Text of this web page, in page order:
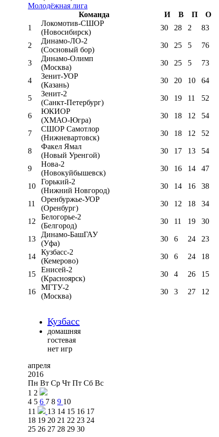
Молодёжная лига
Команда
И В П
О
1
Локомотив-CШОР
(Новосибирск)
30 28 2 83
2
Динамо-ЛО-2
(Сосновый бор)
30 25 5 76
3
Динамо-Олимп
(Москва)
30 25 5 73
4
Зенит-УОР
(Казань)
30 20 10 64
5
Зенит-2
(Санкт-Петербург)
30 19 11 52
6
ЮКИОР
(ХМАО-Югра)
30 18 12 54
7
СШОР Самотлор
(Нижневартовск)
30 18 12 52
8
Факел Ямал
(Новый Уренгой)
30 17 13 54
9
Нова-2
(Новокуйбышевск)
30 16 14 47
10
Горький-2
(Нижний Новгород)
30 14 16 38
11
Оренбуржье-УОР
(Оренбург)
30 12 18 34
12
Белогорье-2
(Белгород)
30 11 19 30
13
Динамо-БашГАУ
(Уфа)
30 6 24 23
14
Кузбасс-2
(Кемерово)
30 6 24 18
15
Енисей-2
(Красноярск)
30 4 26 15
16
МГТУ-2
(Москва)
30 3 27 12
Кузбасс
домашняя
гостевая
нет игр
апреля
2016
Пн Вт Ср Чт Пт Сб Вс
1 2
4 5 6 7 8 9 10
11
13 14 15 16 17
18 19 20 21 22 23 24
25 26 27 28 29 30